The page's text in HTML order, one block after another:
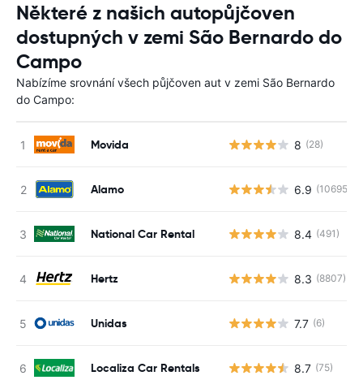
Některé z našich autopůjčoven
dostupných v zemi São Bernardo do
Campo
Nabízíme srovnání všech půjčoven aut v zemi São Bernardo
do Campo:
Movida 8 (28)
Alamo 6.9 (10695)
National Car Rental 8.4 (491)
Hertz 8.3 (8807)
Unidas 7.7 (6)
Localiza Car Rentals 8.7 (75)